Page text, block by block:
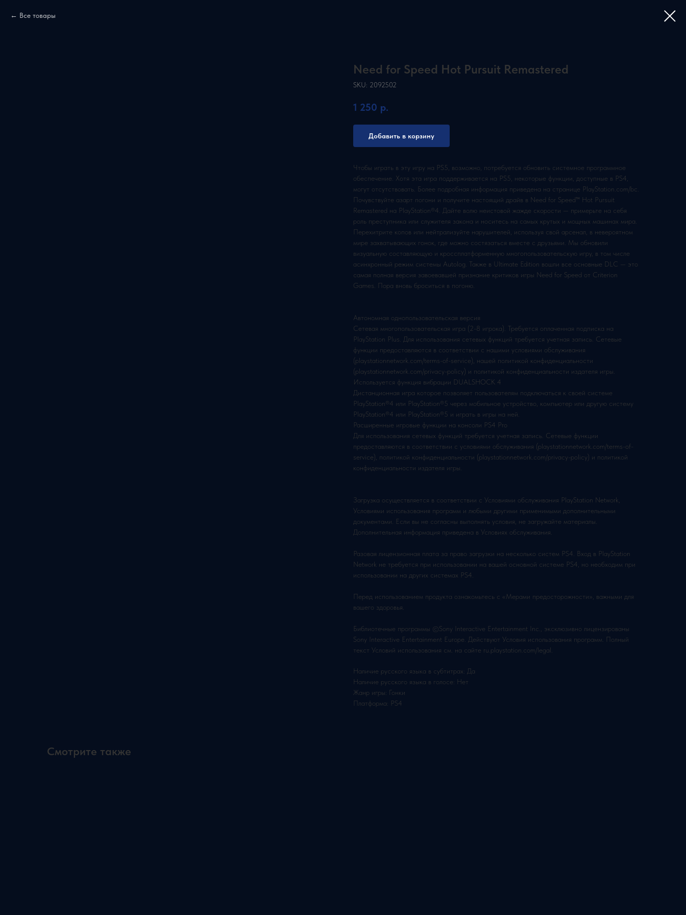
Все товары
Need for Speed Hot Pursuit Remastered
SKU: 2092502
1 250 р.
Добавить в корзину
Чтобы играть в эту игру на PS5, возможно, потребуется обновить системное программное
обеспечение. Хотя эта игра поддерживается на PS5, некоторые функции, доступные в PS4,
могут отсутствовать. Более подробная информация приведена на странице PlayStation.com/bc.
Почувствуйте азарт погони и получите настоящий драйв в Need for Speed™ Hot Pursuit
Remastered на PlayStation®4. Дайте волю неистовой жажде скорости — примерьте на себя
роль преступника или служителя закона и носитесь на самых крутых и мощных машинах мира.
Перехитрите копов или нейтрализуйте нарушителей, используя свой арсенал, в невероятном
мире захватывающих гонок, где можно состязаться вместе с друзьями. Мы обновили
визуальную составляющую и кроссплатформенную многопользовательскую игру, в том числе
асинхронный режим системы Autolog. Также в Ultimate Edition вошли все основные DLC — это
самая полная версия завоевавшей признание критиков игры Need for Speed от Criterion
Games. Пора вновь броситься в погоню.
Автономная однопользовательская версия
Сетевая многопользовательская игра (2-8 игрока). Требуется оплаченная подписка на
PlayStation Plus. Для использования сетевых функций требуется учетная запись. Сетевые
функции предоставляются в соответствии с нашими условиями обслуживания
(playstationnetwork.com/terms-of-service), нашей политикой конфиденциальности
(playstationnetwork.com/privacy-policy) и политикой конфиденциальности издателя игры.
Используется функция вибрации DUALSHOCK 4
Дистанционная игра которое позволяет пользователям подключаться к своей системе
PlayStation®4 или PlayStation®5 через мобильное устройство, компьютер или другую систему
PlayStation®4 или PlayStation®5 и играть в игры на ней.
Расширенные игровые функции на консоли PS4 Pro
Для использования сетевых функций требуется учетная запись. Сетевые функции
предоставляются в соответствии с условиями обслуживания (playstationnetwork.com/terms-of-
service), политикой конфиденциальности (playstationnetwork.com/privacy-policy) и политикой
конфиденциальности издателя игры.
Загрузка осуществляется в соответствии с Условиями обслуживания PlayStation Network,
Условиями использования программ и любыми другими применимыми дополнительными
документами. Если вы не согласны выполнять условия, не загружайте материалы.
Дополнительная информация приведена в Условиях обслуживания.
Разовая лицензионная плата за право загрузки на несколько систем PS4. Вход в PlayStation
Network не требуется при использовании на вашей основной системе PS4, но необходим при
использовании на других системах PS4.
Перед использованием продукта ознакомьтесь с «Мерами предосторожности», важными для
вашего здоровья.
Библиотечные программы ©Sony Interactive Entertainment Inc., эксклюзивно лицензированы
Sony Interactive Entertainment Europe. Действуют Условия использования программ. Полный
текст Условий использования см. на сайте ru.playstation.com/legal.
Наличие русского языка в субтитрах: Да
Наличие русского языка в голосе: Нет
Жанр игры: Гонки
Платформа: PS4
Смотрите также